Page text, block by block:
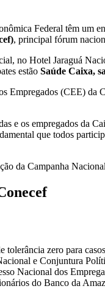
Federal têm um
, principal fórum
no Hotel Jaraguá
estão Saúde Caixa,
Empregados (CEE) da
e os empregados da
que todos
da Campanha
zero para
e Conjuntura
Nacional dos
do Banco da